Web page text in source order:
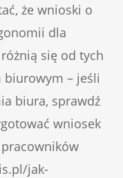
że wnioski o
dla
się od tych
biurowym – jeśli
biura, sprawdź
wniosek
jak-